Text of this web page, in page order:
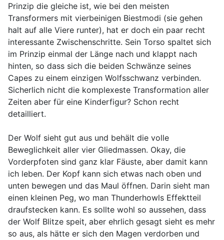
Prinzip die gleiche ist, wie bei den meisten
Transformers mit vierbeinigen Biestmodi (sie gehen
halt auf alle Viere runter), hat er doch ein paar recht
interessante Zwischenschritte. Sein Torso spaltet sich
im Prinzip einmal der Länge nach und klappt nach
hinten, so dass sich die beiden Schwänze seines
Capes zu einem einzigen Wolfsschwanz verbinden.
Sicherlich nicht die komplexeste Transformation aller
Zeiten aber für eine Kinderfigur? Schon recht
detailliert.
Der Wolf sieht gut aus und behält die volle
Beweglichkeit aller vier Gliedmassen. Okay, die
Vorderpfoten sind ganz klar Fäuste, aber damit kann
ich leben. Der Kopf kann sich etwas nach oben und
unten bewegen und das Maul öffnen. Darin sieht man
einen kleinen Peg, wo man Thunderhowls Effektteil
draufstecken kann. Es sollte wohl so aussehen, dass
der Wolf Blitze speit, aber ehrlich gesagt sieht es mehr
so aus, als hätte er sich den Magen verdorben und